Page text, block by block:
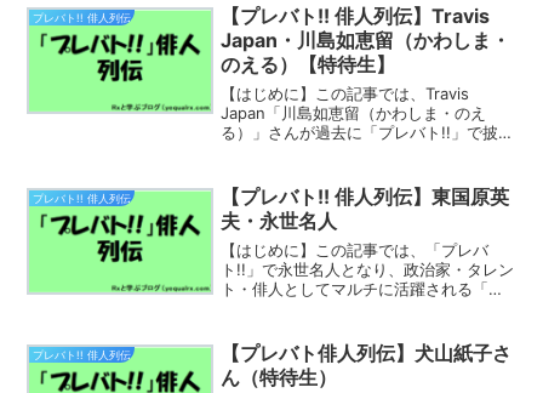
プレバト!! 俳人列伝
【プレバト!! 俳人列伝】Travis
Japan・川島如恵留（かわしま・
のえる）【特待生】
【はじめに】この記事では、Travis
Japan「川島如恵留（かわしま・のえ
る）」さんが過去に「プレバト!!」で披露
ENTERTAINMENTに所属するTra...
プレバト!! 俳人列伝
【プレバト!! 俳人列伝】東国原英
夫・永世名人
【はじめに】この記事では、「プレバ
ト!!」で永世名人となり、政治家・タレン
ト・俳人としてマルチに活躍される「東
挑戦で才能アリ、当時のルールから１回
で特待生に早稲田大...
プレバト!! 俳人列伝
【プレバト俳人列伝】犬山紙子さ
ん（特待生）